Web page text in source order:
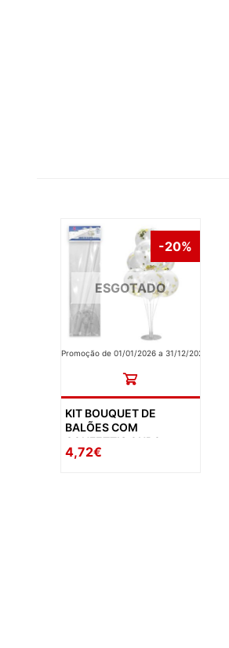
ESGOTADO
-20%
Promoção de 01/01/2026 a 31/12/2026
KIT BOUQUET DE
BALÕES COM
CONFETTIS OURO
4,72€